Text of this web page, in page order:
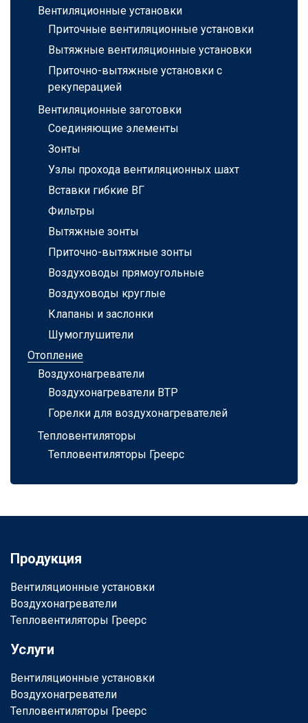
Вентиляционные установки
Приточные вентиляционные установки
Вытяжные вентиляционные установки
Приточно-вытяжные установки с
рекуперацией
Вентиляционные заготовки
Соединяющие элементы
Зонты
Узлы прохода вентиляционных шахт
Вставки гибкие ВГ
Фильтры
Вытяжные зонты
Приточно-вытяжные зонты
Воздуховоды прямоугольные
Воздуховоды круглые
Клапаны и заслонки
Шумоглушители
Отопление
Воздухонагреватели
Воздухонагреватели ВТР
Горелки для воздухонагревателей
Тепловентиляторы
Тепловентиляторы Греерс
Продукция
Вентиляционные установки
Воздухонагреватели
Тепловентиляторы Греерс
Услуги
Вентиляционные установки
Воздухонагреватели
Тепловентиляторы Греерс